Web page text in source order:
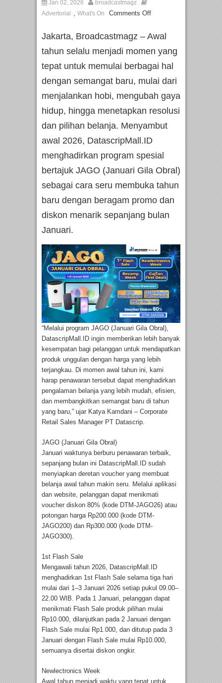
Jan 02, 2026
broadcastmagz
Advertorial
, What's On Comments Off
Jakarta, Broadcastmagz – Awal
tahun selalu menjadi momen yang
tepat untuk memulai berbagai hal
dengan semangat baru, mulai dari
menjalankan hobi, mengubah gaya
hidup, hingga menetapkan resolusi
dan pilihan belanja. Menyambut
awal 2026, DatascripMall.ID
menghadirkan program spesial
bertajuk JAGO (Januari Gila Obral)
sebagai cara seru membuka tahun
baru dengan beragam promo dan
diskon menarik sepanjang bulan
Januari.
“Melalui program JAGO (Januari Gila Obral),
DatascripMall.ID ingin memberikan lebih banyak
kesempatan bagi pelanggan untuk mendapatkan
produk unggulan dengan harga yang lebih
terjangkau. Di momen awal tahun ini, kami
harap penawaran tersebut dapat menghadirkan
pengalaman belanja yang lebih mudah, efisien,
dan membangkitkan semangat baru di tahun
yang baru,” ujar Katya Kamdani – Corporate
Retail Sales Manager PT Datascrip.
JAGO (Januari Gila Obral)
Januari waktunya berburu penawaran terbaik,
sepanjang bulan ini DatascripMall.ID sudah
menyiapkan deretan voucher yang membuat
belanja awal tahun makin seru. Melalui aplikasi
dan website, pelanggan dapat menikmati
voucher diskon 80% (kode DTM-JAGO26) atau
potongan harga Rp200.000 (kode DTM-
JAGO200) dan Rp300.000 (kode DTM-
JAGO300).
1st Flash Sale
Mengawali tahun 2026, DatascripMall.ID
menghadirkan 1st Flash Sale selama tiga hari
mulai dari 1–3 Januari 2026 setiap pukul 09.00–
22.00 WIB. Pada 1 Januari, pelanggan dapat
menikmati Flash Sale produk pilihan mulai
Rp10.000, dilanjutkan pada 2 Januari dengan
Flash Sale mulai Rp1.000, dan ditutup pada 3
Januari dengan Flash Sale mulai Rp10.000,
semuanya disertai diskon ongkir.
Newlectronics Week
Awal tahun menjadi waktu yang tepat untuk